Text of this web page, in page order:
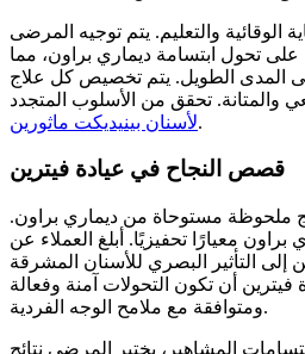
الوقائية والتعليم. يتم توجيه المرضى
تحول ابتسامة ديماري براون، مما
المدى الطويل. يتم تخصيص كل علاج
والمتانة. تحقق من الأسلوب المتجدد
لأسنان بينيديكت ماثورين.
قصص النجاح في عيادة فيترين
ملحوظة مستوحاة من ديماري براون.
معيارًا تحفيزيًا. أبلغ العملاء عن
إلى التأثير البصري للأسنان المشرقة
أن تكون التحولات آمنة وفعالة
ومتوافقة مع ملامح الوجه الفردية.
المشاهير، يختبر المرضى نتائج